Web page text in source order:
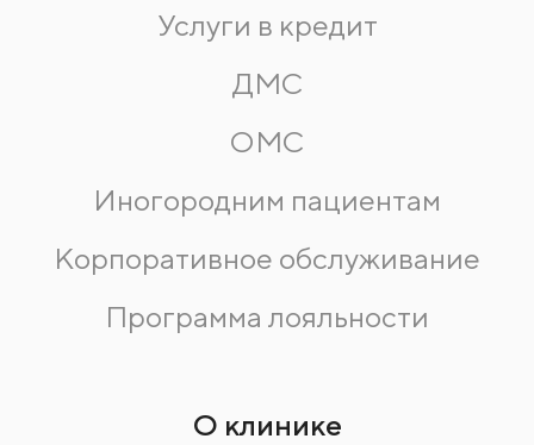
Услуги в кредит
ДМС
ОМС
Иногородним пациентам
Корпоративное обслуживание
Программа лояльности
О клинике